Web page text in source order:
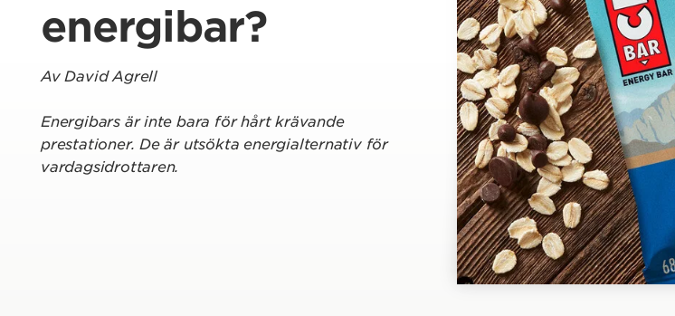
energibar?
Av David Agrell
Energibars är inte bara för hårt krävande
prestationer. De är utsökta energialternativ för
vardagsidrottaren.